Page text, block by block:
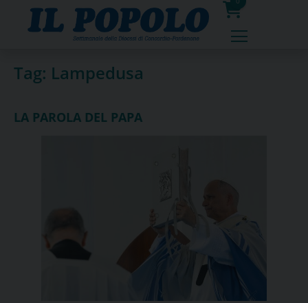
0
prodotti
Tag: Lampedusa
LA PAROLA DEL PAPA